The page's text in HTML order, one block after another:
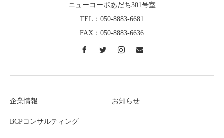
ニューコーポあだち301号室
TEL：050-8883-6681
FAX：050-8883-6636
企業情報
BCPコンサルティング
お知らせ